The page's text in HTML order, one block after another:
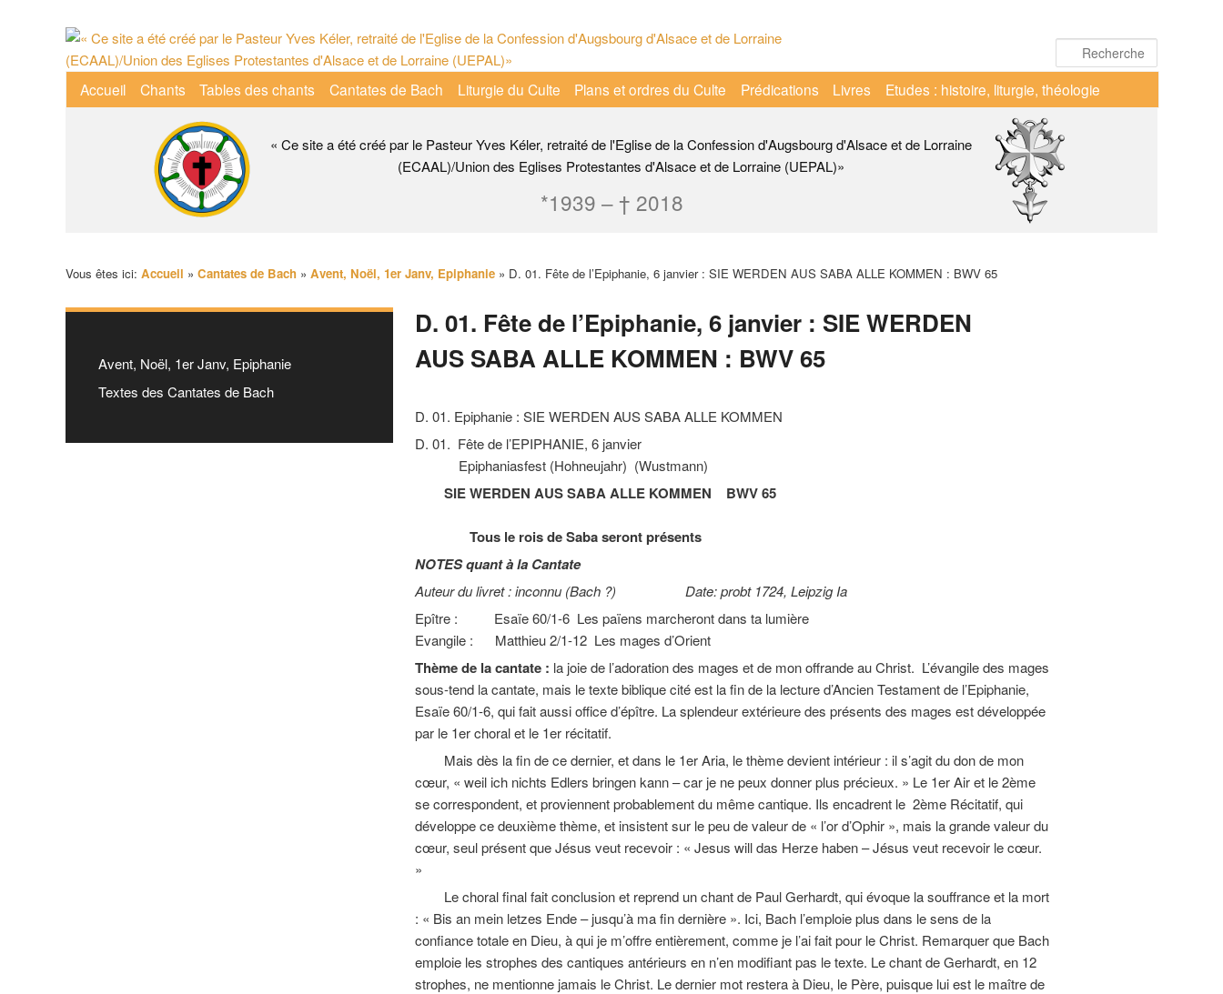
« Ce site a été créé par le Pasteur Yves Kéler, retraité de l'Eglise de la Confession d'Augsbourg d'Alsace et de Lorraine
(ECAAL)/Union des Eglises Protestantes d'Alsace et de Lorraine (UEPAL)»
*1939 – † 2018
Menu
principal
Accueil Chants Tables des chants Cantates de Bach Liturgie du Culte Plans et ordres du Culte Prédications Livres Etudes : histoire, liturgie, théologie
D. 01. Fête de l’Epiphanie, 6 janvier : SIE WERDEN
AUS SABA ALLE KOMMEN : BWV 65
D. 01. Epiphanie : SIE WERDEN AUS SABA ALLE KOMMEN
D. 01. Fête de l’EPIPHANIE, 6 janvier
Epiphaniasfest (Hohneujahr) (Wustmann)
SIE WERDEN AUS SABA ALLE KOMMEN BWV 65
Tous le rois de Saba seront présents
NOTES quant à la Cantate
Auteur du livret : inconnu (Bach ?) Date: probt 1724, Leipzig Ia
Epître : Esaïe 60/1-6 Les païens marcheront dans ta lumière
Evangile : Matthieu 2/1-12 Les mages d’Orient
Thème de la cantate : la joie de l’adoration des mages et de mon offrande au Christ. L’évangile des mages
sous-tend la cantate, mais le texte biblique cité est la fin de la lecture d’Ancien Testament de l’Epiphanie,
Esaïe 60/1-6, qui fait aussi office d’épître. La splendeur extérieure des présents des mages est développée
par le 1er choral et le 1er récitatif.
Mais dès la fin de ce dernier, et dans le 1er Aria, le thème devient intérieur : il s’agit du don de mon
cœur, « weil ich nichts Edlers bringen kann – car je ne peux donner plus précieux. » Le 1er Air et le 2ème
se correspondent, et proviennent probablement du même cantique. Ils encadrent le 2ème Récitatif, qui
développe ce deuxième thème, et insistent sur le peu de valeur de « l’or d’Ophir », mais la grande valeur du
cœur, seul présent que Jésus veut recevoir : « Jesus will das Herze haben – Jésus veut recevoir le cœur.
»
Le choral final fait conclusion et reprend un chant de Paul Gerhardt, qui évoque la souffrance et la mort
: « Bis an mein letzes Ende – jusqu’à ma fin dernière ». Ici, Bach l’emploie plus dans le sens de la
confiance totale en Dieu, à qui je m’offre entièrement, comme je l’ai fait pour le Christ. Remarquer que Bach
emploie les strophes des cantiques antérieurs en n’en modifiant pas le texte. Le chant de Gerhardt, en 12
strophes, ne mentionne jamais le Christ. Le dernier mot restera à Dieu, le Père, puisque lui est le maître de
Vous êtes ici: Accueil » Cantates de Bach » Avent, Noël, 1er Janv, Epiphanie » D. 01. Fête de l’Epiphanie, 6 janvier : SIE WERDEN AUS SABA ALLE KOMMEN : BWV 65
Avent, Noël, 1er Janv, Epiphanie
Textes des Cantates de Bach